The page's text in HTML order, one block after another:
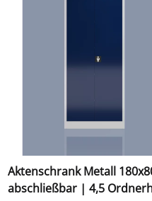
Aktenschrank Metall
abschließbar | 4,5